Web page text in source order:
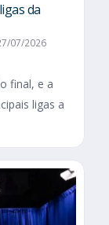
da
07/2026
final, e a
ligas a